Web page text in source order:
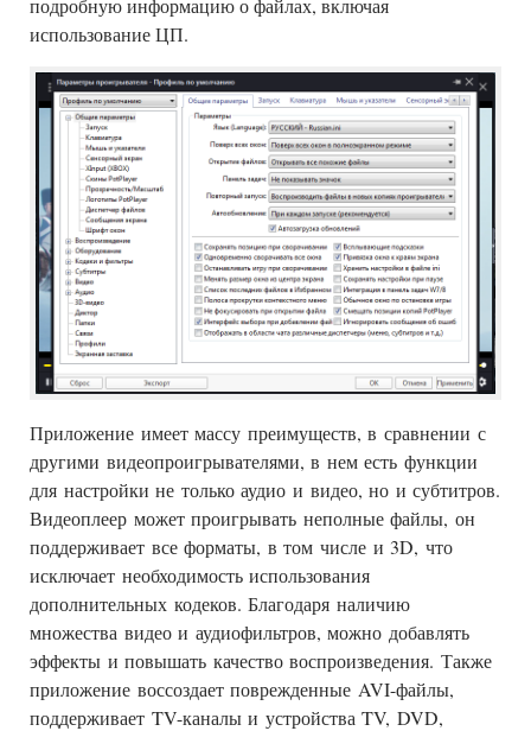
подробную информацию о файлах, включая
использование ЦП.
Приложение имеет массу преимуществ, в сравнении с
другими видеопроигрывателями, в нем есть функции
для настройки не только аудио и видео, но и субтитров.
Видеоплеер может проигрывать неполные файлы, он
поддерживает все форматы, в том числе и 3D, что
исключает необходимость использования
дополнительных кодеков. Благодаря наличию
множества видео и аудиофильтров, можно добавлять
эффекты и повышать качество воспроизведения. Также
приложение воссоздает поврежденные AVI-файлы,
поддерживает TV-каналы и устройства TV, DVD,